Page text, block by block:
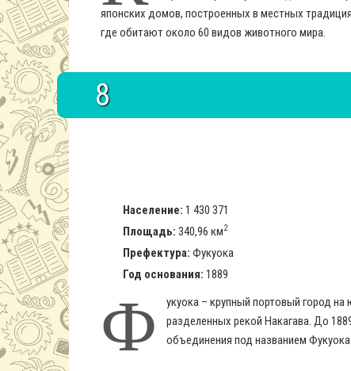
японских домов, построенных в местных
где обитают около 60 видов животного мира.
8
Население: 1 430 371
Площадь: 340,96 км2
Префектура: Фукуока
Год основания: 1889
Ф
укуока – крупный портовый город
разделенных рекой Накагава. До
объединения под названием